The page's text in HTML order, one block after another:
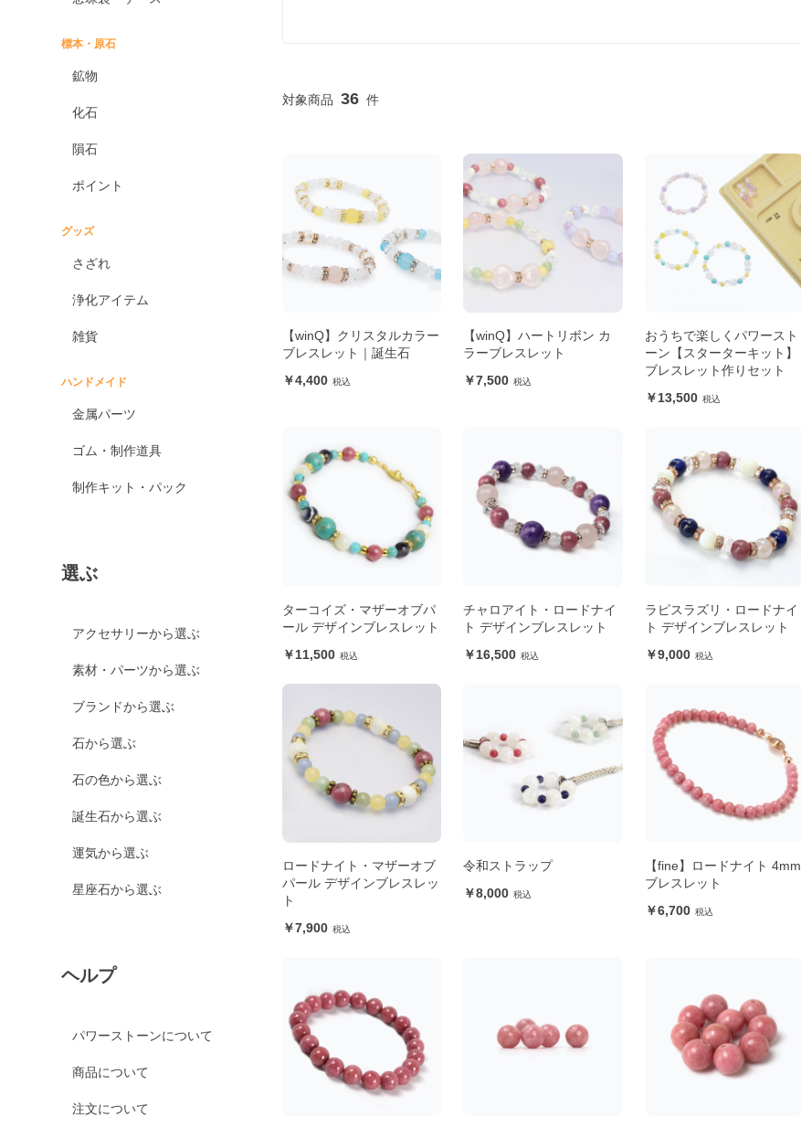
標本・原石
鉱物
化石
隕石
ポイント
グッズ
さざれ
浄化アイテム
雑貨
ハンドメイド
金属パーツ
ゴム・制作道具
制作キット・パック
選ぶ
アクセサリーから選ぶ
素材・パーツから選ぶ
ブランドから選ぶ
石から選ぶ
石の色から選ぶ
誕生石から選ぶ
運気から選ぶ
星座石から選ぶ
ヘルプ
パワーストーンについて
商品について
注文について
36
【winQ】クリスタルカラー
ブレスレット｜誕生石
4,400
【winQ】ハートリボン カ
ラーブレスレット
7,500
おうちで楽しくパワースト
ーン【スターターキット】
ブレスレット作りセット
13,500
ターコイズ・マザーオブパ
ール デザインブレスレット
11,500
チャロアイト・ロードナイ
ト デザインブレスレット
16,500
ラピスラズリ・ロードナイ
ト デザインブレスレット
9,000
ロードナイト・マザーオブ
パール デザインブレスレッ
ト
7,900
令和ストラップ
8,000
【fine】ロードナイト 4mm
ブレスレット
6,700